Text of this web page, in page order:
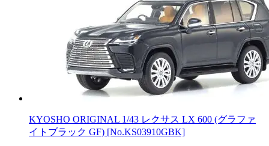
KYOSHO ORIGINAL 1/43 レクサス LX 600 (グラファ
イトブラック GF) [No.KS03910GBK]